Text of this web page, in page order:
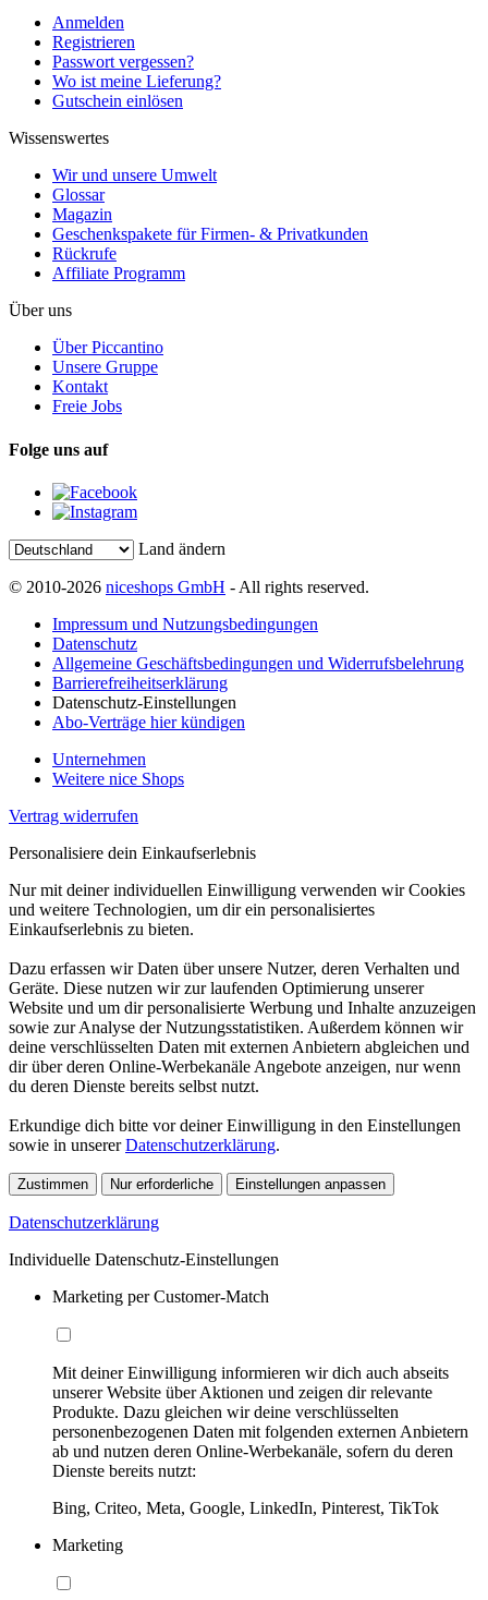
Anmelden
Registrieren
Passwort vergessen?
Wo ist meine Lieferung?
Gutschein einlösen
Wissenswertes
Wir und unsere Umwelt
Glossar
Magazin
Geschenkspakete für Firmen- & Privatkunden
Rückrufe
Affiliate Programm
Über uns
Über Piccantino
Unsere Gruppe
Kontakt
Freie Jobs
Folge uns auf
Land ändern
© 2010-2026 niceshops GmbH - All rights reserved.
Impressum und Nutzungsbedingungen
Datenschutz
Allgemeine Geschäftsbedingungen und Widerrufsbelehrung
Barrierefreiheitserklärung
Datenschutz-Einstellungen
Abo-Verträge hier kündigen
Unternehmen
Weitere nice Shops
Vertrag widerrufen
Personalisiere dein Einkaufserlebnis
Nur mit deiner individuellen Einwilligung verwenden wir Cookies
und weitere Technologien, um dir ein personalisiertes
Einkaufserlebnis zu bieten.
Dazu erfassen wir Daten über unsere Nutzer, deren Verhalten und
Geräte. Diese nutzen wir zur laufenden Optimierung unserer
Website und um dir personalisierte Werbung und Inhalte anzuzeigen
sowie zur Analyse der Nutzungsstatistiken. Außerdem können wir
deine verschlüsselten Daten mit externen Anbietern abgleichen und
dir über deren Online-Werbekanäle Angebote anzeigen, nur wenn
du deren Dienste bereits selbst nutzt.
Erkundige dich bitte vor deiner Einwilligung in den Einstellungen
sowie in unsererDatenschutzerklärung.
Zustimmen Nur erforderliche Einstellungen anpassen
Datenschutzerklärung
Individuelle Datenschutz-Einstellungen
Marketing per Customer-Match
Mit deiner Einwilligung informieren wir dich auch abseits
unserer Website über Aktionen und zeigen dir relevante
Produkte. Dazu gleichen wir deine verschlüsselten
personenbezogenen Daten mit folgenden externen Anbietern
ab und nutzen deren Online-Werbekanäle, sofern du deren
Dienste bereits nutzt:
Bing, Criteo, Meta, Google, LinkedIn, Pinterest, TikTok
Marketing